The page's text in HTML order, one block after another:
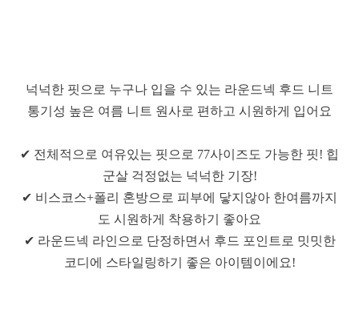
넉넉한 핏으로 누구나 입을 수 있는 라운드넥 후드 니트
통기성 높은 여름 니트 원사로 편하고 시원하게 입어요
✔ 전체적으로 여유있는 핏으로 77사이즈도 가능한 핏! 힙
군살 걱정없는 넉넉한 기장!
✔ 비스코스+폴리 혼방으로 피부에 닿지않아 한여름까지
도 시원하게 착용하기 좋아요
✔ 라운드넥 라인으로 단정하면서 후드 포인트로 밋밋한
코디에 스타일링하기 좋은 아이템이에요!